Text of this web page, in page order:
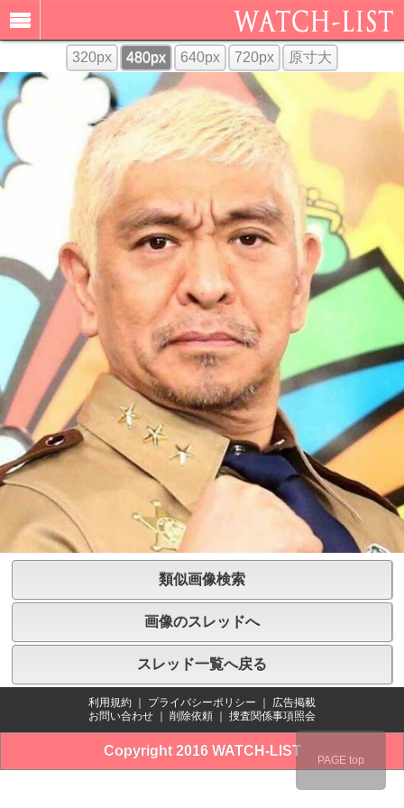
320px 480px 640px 720px 原寸大
類似画像検索
画像のスレッドへ
スレッド一覧へ戻る
利用規約 プライバシーポリシー
広告掲載
お問い合わせ
削除依頼 捜査関係事項照会
Copyright 2016 WATCH-LIST
PAGE top